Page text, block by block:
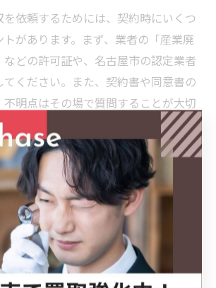
依頼するためには、契約時にいくつ
があります。まず、業者の「産業廃
どの許可証や、名古屋市の認定業者
ください。また、契約書や同意書の
不明点はその場で質問することが大切
もり内容と請求金額が一致している
・回収範囲・作業日時の明記があるか
。業者によってはキャンセル規定や追
なるため、必ず事前に説明を受けてく
サイクルやリユースに積極的に回して